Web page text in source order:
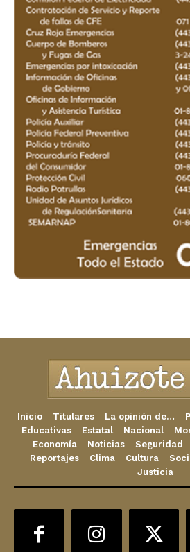
Inicio Titulares La opinión de…
Educativas
Estatal Nacional
Economía
Noticias Seguridad
Reportajes
Clima Cultura
Justicia